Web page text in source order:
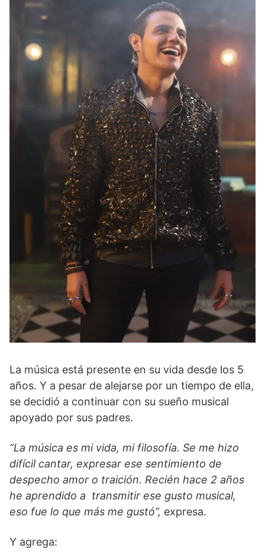
La música está presente en su vida desde los 5
años. Y a pesar de alejarse por un tiempo de ella,
se decidió a continuar con su sueño musical
apoyado por sus padres.
“La música es mi vida, mi filosofía. Se me hizo
difícil cantar, expresar ese sentimiento de
despecho amor o traición. Recién hace 2 años
he aprendido a transmitir ese gusto musical,
eso fue lo que más me gustó”, expresa.
Y agrega: